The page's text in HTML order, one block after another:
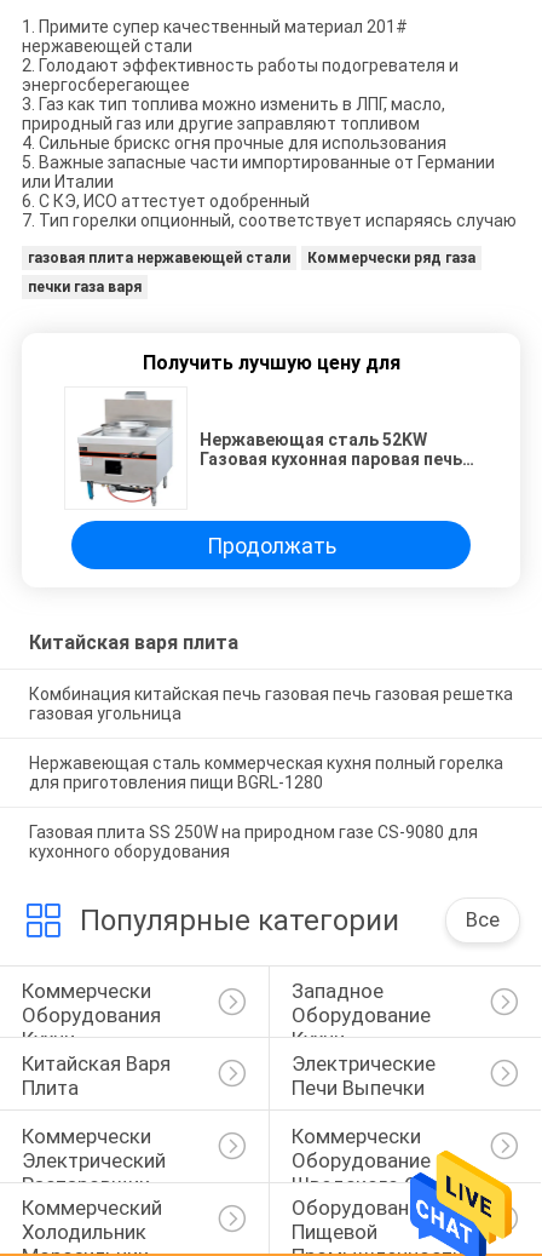
1. Примите супер качественный материал 201#
нержавеющей стали
2. Голодают эффективность работы подогревателя и
энергосберегающее
3. Газ как тип топлива можно изменить в ЛПГ, масло,
природный газ или другие заправляют топливом
4. Сильные брискс огня прочные для использования
5. Важные запасные части импортированные от Германии
или Италии
6. С КЭ, ИСО аттестует одобренный
7. Тип горелки опционный, соответствует испаряясь случаю
газовая плита нержавеющей стали
Коммерчески ряд газа
печки газа варя
Получить лучшую цену для
Нержавеющая сталь 52KW
Газовая кухонная паровая печь
Продолжать
Китайская варя плита
Комбинация китайская печь газовая печь газовая решетка
газовая угольница
Нержавеющая сталь коммерческая кухня полный горелка
для приготовления пищи BGRL-1280
Газовая плита SS 250W на природном газе CS-9080 для
кухонного оборудования
Популярные категории Все
Коммерчески
Оборудования
Кухни
Западное
Оборудование
Кухни
Китайская Варя
Плита
Электрические
Печи Выпечки
Коммерчески
Электрический
Распаровщик
Коммерчески
Оборудование
Шведского Стола
Коммерческий
Холодильник
Оборудования
Пищевой